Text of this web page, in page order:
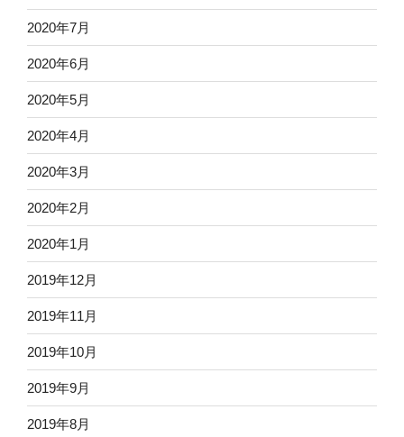
2020年7月
2020年6月
2020年5月
2020年4月
2020年3月
2020年2月
2020年1月
2019年12月
2019年11月
2019年10月
2019年9月
2019年8月